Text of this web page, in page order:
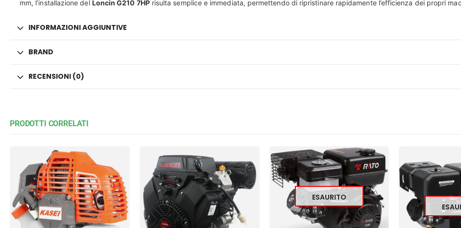
mm, l’installazione del Loncin G210 7HPrisulta semplice e immediata, permettendo di ripristinare rapidamente l’efficienza dei propri
INFORMAZIONI AGGIUNTIVE
BRAND
RECENSIONI (0)
PRODOTTI CORRELATI
ESAURITO